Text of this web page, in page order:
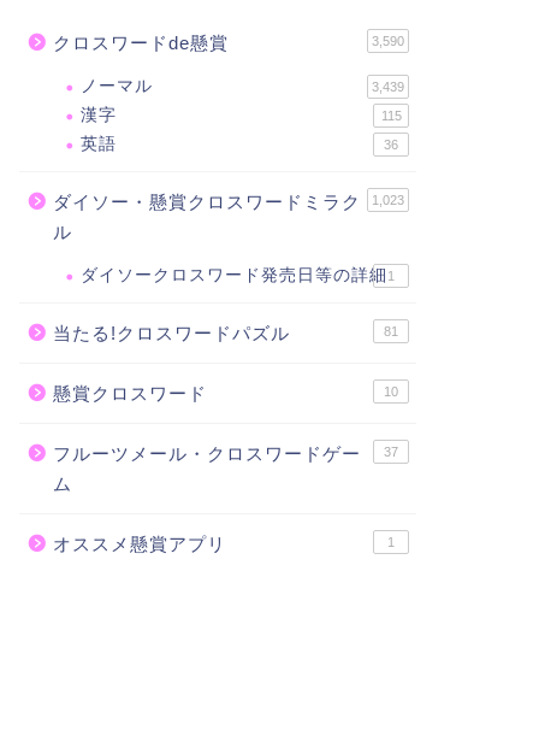
クロスワードde懸賞 3,590
ノーマル 3,439
漢字 115
英語 36
ダイソー・懸賞クロスワードミラク
ル
1,023
ダイソークロスワード発売日等の詳細 1
当たる!クロスワードパズル 81
懸賞クロスワード 10
フルーツメール・クロスワードゲー
ム
37
オススメ懸賞アプリ 1